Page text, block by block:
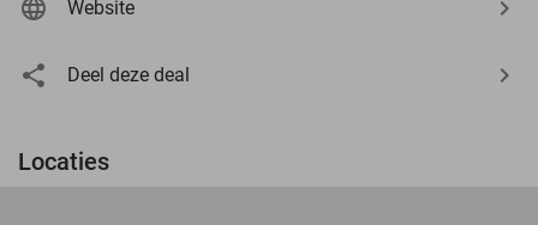
Website
Deel deze deal
Locaties